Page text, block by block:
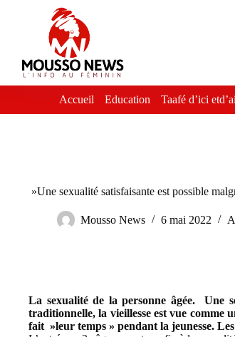
Accueil Education Taafé d’ici
»Une sexualité satisfaisante est possible
Mousso News 6 mai 2022
La sexualité de la personne âgée. Une
traditionnelle, la vieillesse est vue comme
fait »leur temps » pendant la jeunesse.